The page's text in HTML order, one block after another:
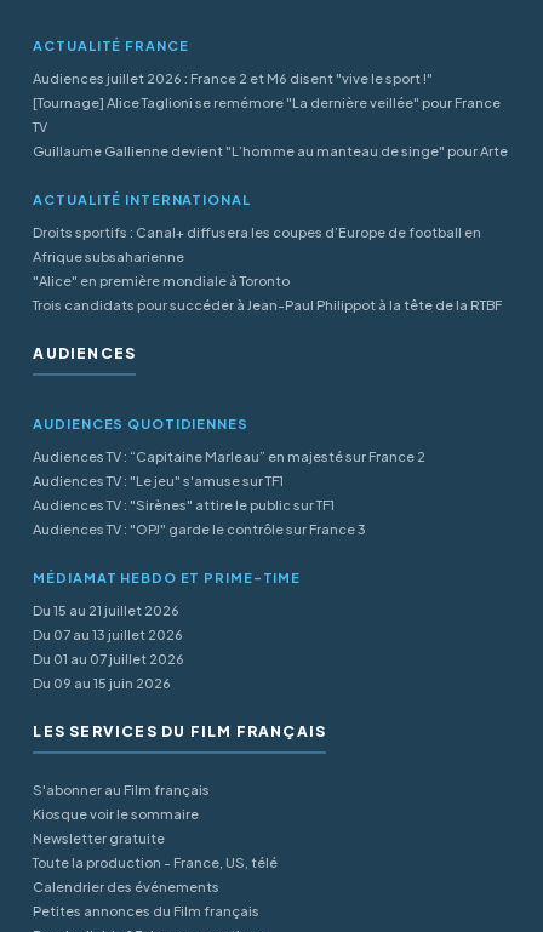
ACTUALITÉ FRANCE
Audiences juillet 2026 : France 2 et M6 disent "vive le sport !"
[Tournage] Alice Taglioni se remémore "La dernière veillée" pour France
TV
Guillaume Gallienne devient "L’homme au manteau de singe" pour Arte
ACTUALITÉ INTERNATIONAL
Droits sportifs : Canal+ diffusera les coupes d’Europe de football en
Afrique subsaharienne
"Alice" en première mondiale à Toronto
Trois candidats pour succéder à Jean-Paul Philippot à la tête de la RTBF
AUDIENCES
AUDIENCES QUOTIDIENNES
Audiences TV : “Capitaine Marleau” en majesté sur France 2
Audiences TV : "Le jeu" s'amuse sur TF1
Audiences TV : "Sirènes" attire le public sur TF1
Audiences TV : "OPJ" garde le contrôle sur France 3
MÉDIAMAT HEBDO ET PRIME-TIME
Du 15 au 21 juillet 2026
Du 07 au 13 juillet 2026
Du 01 au 07 juillet 2026
Du 09 au 15 juin 2026
LES SERVICES DU FILM FRANÇAIS
S'abonner au Film français
Kiosque voir le sommaire
Newsletter gratuite
Toute la production - France, US, télé
Calendrier des événements
Petites annonces du Film français